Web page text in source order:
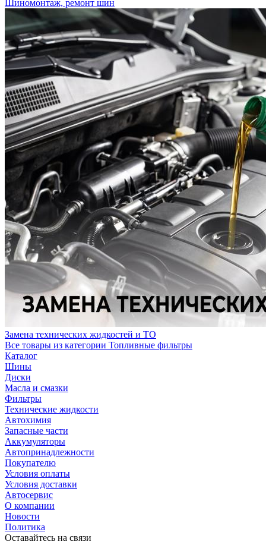
Шиномонтаж, ремонт шин
Замена технических жидкостей и ТО
Все товары из категории Топливные фильтры
Каталог
Шины
Диски
Масла и смазки
Фильтры
Технические жидкости
Автохимия
Запасные части
Аккумуляторы
Автопринадлежности
Покупателю
Условия оплаты
Условия доставки
Автосервис
О компании
Новости
Политика
Оставайтесь на связи